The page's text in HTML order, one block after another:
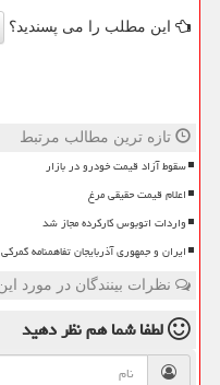
این مطلب را می پسندید؟
تازه ترین مطالب مرتبط
سقوط آزاد قیمت خودرو در بازار
اعلام قیمت حقیقی مرغ
واردات اتوبوس کارکرده مجاز شد
ایران و جمهوری آذربایجان تفاهمنامه
نظرات بینندگان در مورد
لطفا شما همنظر دهید